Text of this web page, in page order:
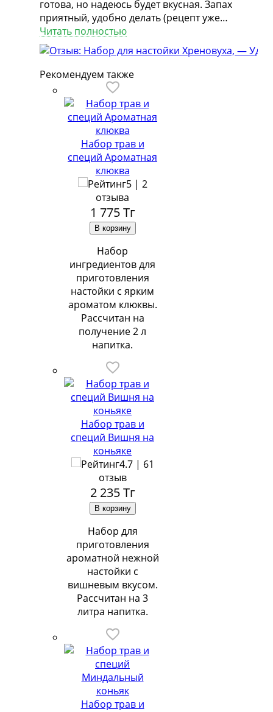
готова, но надеюсь будет вкусная. Запах
приятный, удобно делать (рецепт уже
написан на упаковке). Самое главное, что
самому не надо набирать и взвешивать
ингредиенты.
Читать полностью
Рекомендуем также
Набор трав и
специй Ароматная
клюква
5 | 2
отзыва
1 775Тг
Набор
ингредиентов для
приготовления
настойки с ярким
ароматом клюквы.
Рассчитан на
получение 2 л
напитка.
Набор трав и
специй Вишня на
коньяке
4.7 | 61
отзыв
2 235Тг
Набор для
приготовления
ароматной нежной
настойки с
вишневым вкусом.
Рассчитан на 3
литра напитка.
Набор трав и